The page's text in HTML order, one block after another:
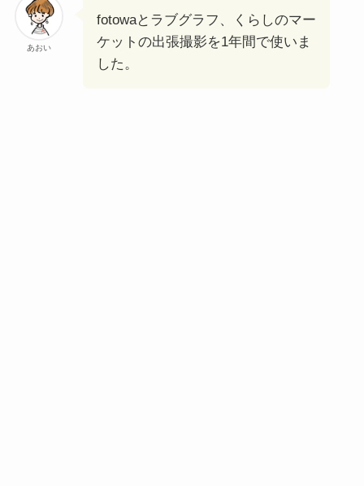
あおい
fotowaとラブグラフ、くらしのマー
ケットの出張撮影を1年間で使いま
した。